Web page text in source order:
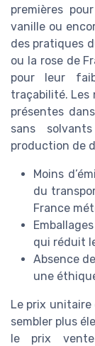
premières
vanille ou
des pratiques
ou la rose de
pour leur
traçabilité. Les
présentes
sans
production de
Moins
du
France
qui réduit
Absence
une
Le prix unitaire
sembler plus
le prix